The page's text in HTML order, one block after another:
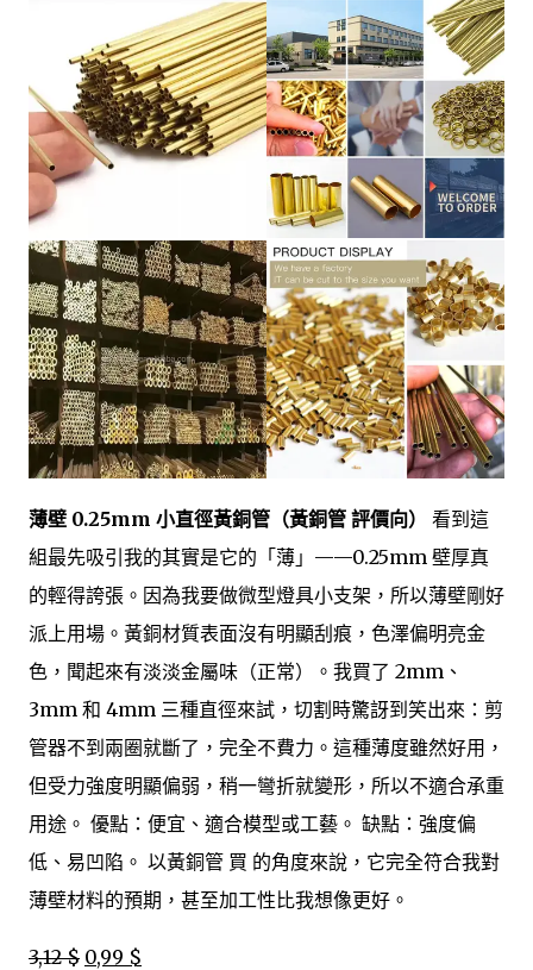
薄壁 0.25mm 小直徑黃銅管（黃銅管 評價向）
看到這
組最先吸引我的其實是它的「薄」——0.25mm 壁厚真
的輕得誇張。因為我要做微型燈具小支架，所以薄壁剛好
派上用場。黃銅材質表面沒有明顯刮痕，色澤偏明亮金
色，聞起來有淡淡金屬味（正常）。我買了 2mm、
3mm 和 4mm 三種直徑來試，切割時驚訝到笑出來：剪
管器不到兩圈就斷了，完全不費力。這種薄度雖然好用，
但受力強度明顯偏弱，稍一彎折就變形，所以不適合承重
用途。 優點：便宜、適合模型或工藝。 缺點：強度偏
低、易凹陷。 以黃銅管 買 的角度來說，它完全符合我對
薄壁材料的預期，甚至加工性比我想像更好。
3,12 $ 0,99 $